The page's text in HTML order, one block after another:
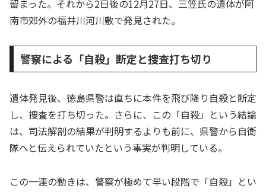
留まった。それから2日後の12月27日、三笠氏の遺体が阿
南市郊外の福井川河川敷で発見された。
警察による「自殺」断定と捜査打ち切り
遺体発見後、徳島県警は直ちに本件を飛び降り自殺と断定
し、捜査を打ち切った。さらに、この「自殺」という結論
は、司法解剖の結果が判明するよりも前に、県警から自衛
隊へと伝えられていたという事実が判明している。
この一連の動きは、警察が極めて早い段階で「自殺」とい